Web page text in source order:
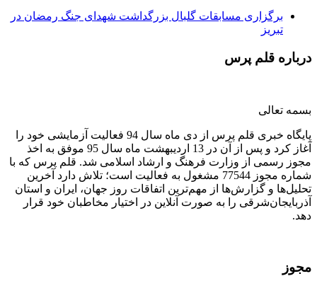
برگزاری مسابقات گلبال بزرگداشت شهدای جنگ رمضان در
تبریز
درباره قلم پرس
بسمه تعالی
پایگاه خبری قلم پرس از دی ماه سال 94 فعالیت آزمایشی خود را
آغاز کرد و پس از آن در 13 اردیبهشت ماه سال 95 موفق به اخذ
مجوز رسمی از وزارت فرهنگ و ارشاد اسلامی شد. قلم پرس که با
شماره مجوز 77544 مشغول به فعالیت است؛ تلاش دارد آخرین
تحلیل‌ها و گزارش‌ها از مهم‌ترین اتفاقات روز جهان، ایران و استان
آذربایجان‌شرقی را به صورت آنلاین در اختیار مخاطبان خود قرار
دهد.
مجوز